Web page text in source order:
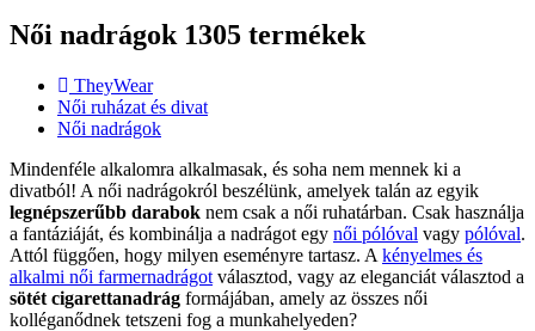
Női nadrágok 1305 termékek
TheyWear
Női ruházat és divat
Női nadrágok
Mindenféle alkalomra alkalmasak, és soha nem mennek ki a
divatból! A női nadrágokról beszélünk, amelyek talán az egyik
legnépszerűbb darabok nem csak a női ruhatárban. Csak használja
a fantáziáját, és kombinálja a nadrágot egy női pólóval vagy pólóval.
Attól függően, hogy milyen eseményre tartasz. A kényelmes és
alkalmi női farmernadrágot választod, vagy az eleganciát választod a
sötét cigarettanadrág formájában, amely az összes női
kolléganődnek tetszeni fog a munkahelyeden?